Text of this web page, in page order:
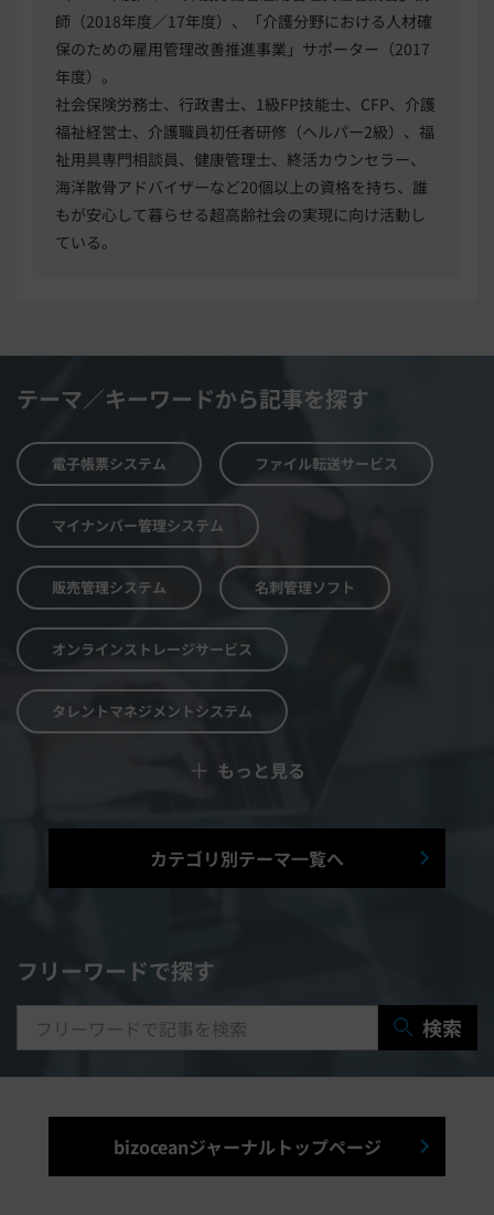
師（2018年度／17年度）、「介護分野における人材確
保のための雇用管理改善推進事業」サポーター（2017
年度）。
社会保険労務士、行政書士、1級FP技能士、CFP、介護
福祉経営士、介護職員初任者研修（ヘルパー2級）、福
祉用具専門相談員、健康管理士、終活カウンセラー、
海洋散骨アドバイザーなど20個以上の資格を持ち、誰
もが安心して暮らせる超高齢社会の実現に向け活動し
ている。
テーマ／キーワードから記事を探す
電子帳票システム ファイル転送サービス
マイナンバー管理システム
販売管理システム 名刺管理ソフト
オンラインストレージサービス
タレントマネジメントシステム
Web面接システム
シフト管理システム
契約書レビューシステム
研修システム 受付システム
出張管理システム 賃貸管理システム
入退室管理システム 福利厚生システム
＋ もっと見る
カテゴリ別テーマ一覧へ
フリーワードで探す
検索
bizoceanジャーナルトップページ